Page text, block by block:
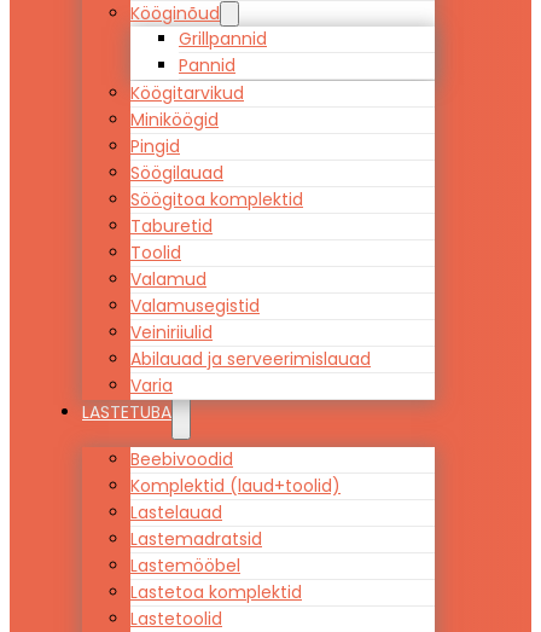
Kööginõud
Grillpannid
Pannid
Köögitarvikud
Miniköögid
Pingid
Söögilauad
Söögitoa komplektid
Taburetid
Toolid
Valamud
Valamusegistid
Veiniriiulid
Abilauad ja serveerimislauad
Varia
LASTETUBA
Beebivoodid
Komplektid (laud+toolid)
Lastelauad
Lastemadratsid
Lastemööbel
Lastetoa komplektid
Lastetoolid